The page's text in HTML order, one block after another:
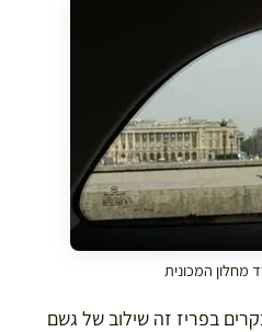
מחלון המכונית
בפריז זה שילוב של גשם